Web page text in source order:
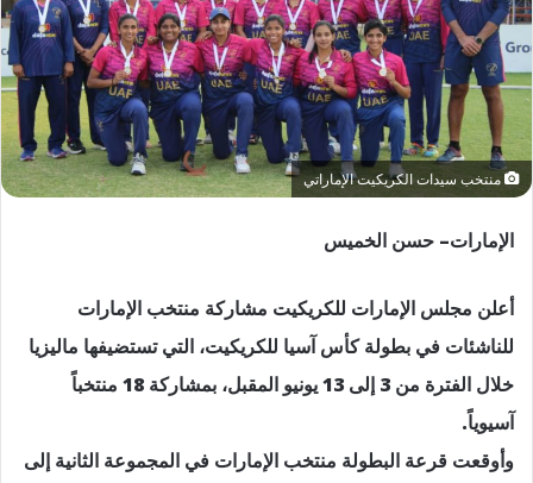
منتخب سيدات الكريكيت الإماراتي
الإمارات– حسن الخميس
أعلن مجلس الإمارات للكريكيت مشاركة منتخب الإمارات
للناشئات في بطولة كأس آسيا للكريكيت، التي تستضيفها ماليزيا
خلال الفترة من 3 إلى 13 يونيو المقبل، بمشاركة 18 منتخباً
آسيوياً.
وأوقعت قرعة البطولة منتخب الإمارات في المجموعة الثانية إلى